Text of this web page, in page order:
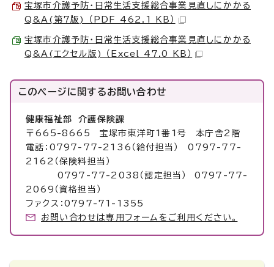
宝塚市介護予防・日常生活支援総合事業見直しにかかる
Q&A(第7版) （PDF 462.1 KB）
宝塚市介護予防・日常生活支援総合事業見直しにかかる
Q&A(エクセル版) （Excel 47.0 KB）
このページに関するお問い合わせ
健康福祉部 介護保険課
〒665-8665 宝塚市東洋町1番1号 本庁舎2階
電話：0797-77-2136（給付担当） 0797-77-
2162（保険料担当）
0797-77-2038（認定担当） 0797-77-
2069（資格担当）
ファクス：0797-71-1355
お問い合わせは専用フォームをご利用ください。